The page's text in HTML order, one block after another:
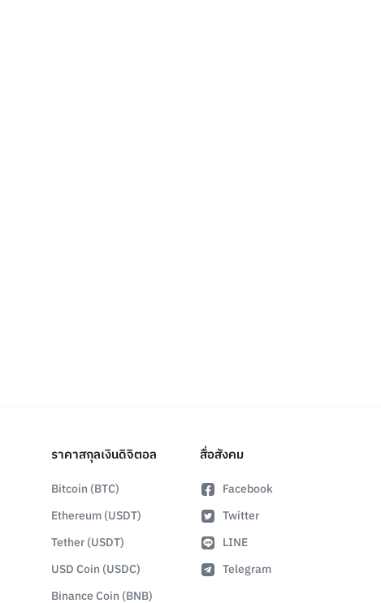
ราคาสกุลเงินดิจิตอล
Bitcoin (BTC)
Ethereum (USDT)
Tether (USDT)
USD Coin (USDC)
Binance Coin (BNB)
สื่อสังคม
Facebook
Twitter
LINE
Telegram